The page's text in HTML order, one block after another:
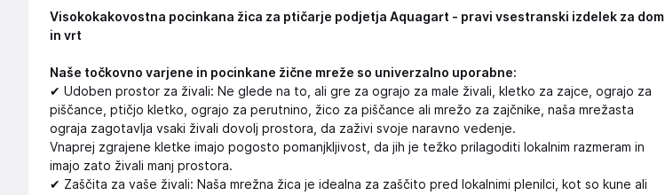
Visokokakovostna pocinkana žica za ptičarje podjetja Aquagart - pravi vsestranski izdelek za dom
in vrt
Naše točkovno varjene in pocinkane žične mreže so univerzalno uporabne:
✔ Udoben prostor za živali: Ne glede na to, ali gre za ograjo za male živali, kletko za zajce, ograjo za
piščance, ptičjo kletko, ograjo za perutnino, žico za piščance ali mrežo za zajčnike, naša mrežasta
ograja zagotavlja vsaki živali dovolj prostora, da zaživi svoje naravno vedenje.
Vnaprej zgrajene kletke imajo pogosto pomanjkljivost, da jih je težko prilagoditi lokalnim razmeram in
imajo zato živali manj prostora.
✔ Zaščita za vaše živali: Naša mrežna žica je idealna za zaščito pred lokalnimi plenilci, kot so kune ali